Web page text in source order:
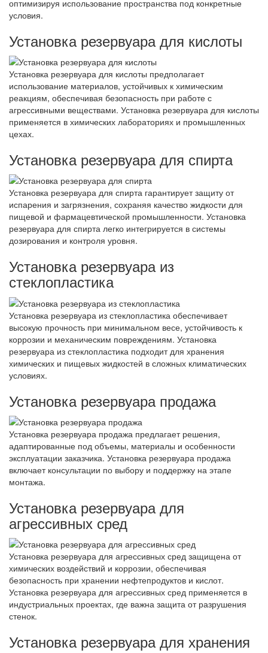
оптимизируя использование пространства под конкретные
условия.
Установка резервуара для кислоты
Установка резервуара для кислоты предполагает
использование материалов, устойчивых к химическим
реакциям, обеспечивая безопасность при работе с
агрессивными веществами. Установка резервуара для кислоты
применяется в химических лабораториях и промышленных
цехах.
Установка резервуара для спирта
Установка резервуара для спирта гарантирует защиту от
испарения и загрязнения, сохраняя качество жидкости для
пищевой и фармацевтической промышленности. Установка
резервуара для спирта легко интегрируется в системы
дозирования и контроля уровня.
Установка резервуара из
стеклопластика
Установка резервуара из стеклопластика обеспечивает
высокую прочность при минимальном весе, устойчивость к
коррозии и механическим повреждениям. Установка
резервуара из стеклопластика подходит для хранения
химических и пищевых жидкостей в сложных климатических
условиях.
Установка резервуара продажа
Установка резервуара продажа предлагает решения,
адаптированные под объемы, материалы и особенности
эксплуатации заказчика. Установка резервуара продажа
включает консультации по выбору и поддержку на этапе
монтажа.
Установка резервуара для
агрессивных сред
Установка резервуара для агрессивных сред защищена от
химических воздействий и коррозии, обеспечивая
безопасность при хранении нефтепродуктов и кислот.
Установка резервуара для агрессивных сред применяется в
индустриальных проектах, где важна защита от разрушения
стенок.
Установка резервуара для хранения